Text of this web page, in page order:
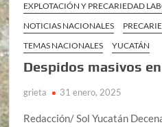
EXPLOTACIÓN Y PRECARIEDAD
NOTICIAS NACIONALES
TEMAS NACIONALES
YUCATÁN
Despidos masivos
grieta 31 enero, 2025
Redacción/ Sol Yucatán